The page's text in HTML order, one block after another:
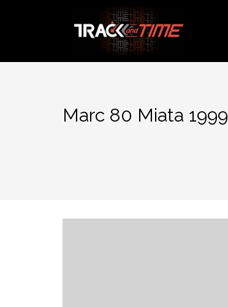
Marc 80 Miata 1999